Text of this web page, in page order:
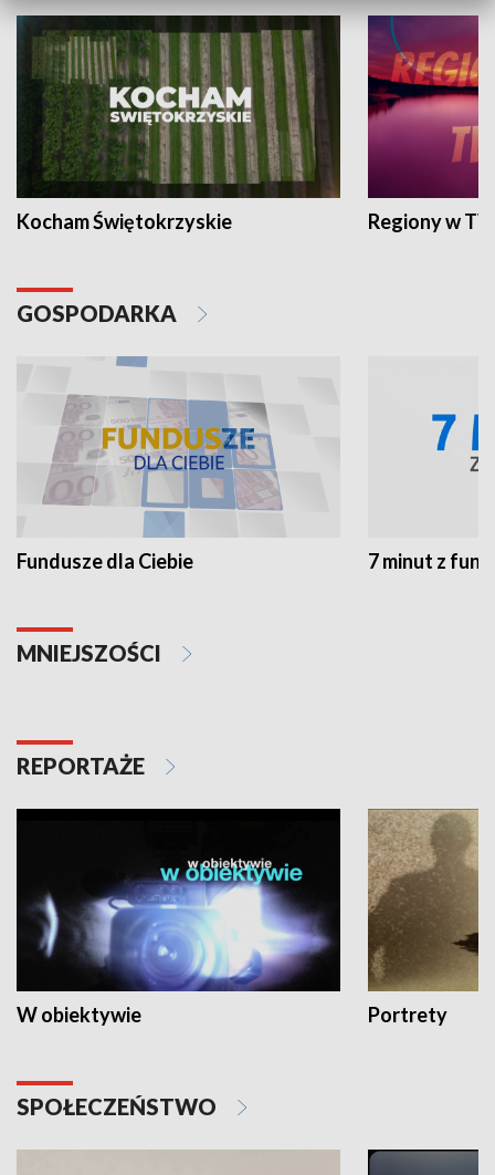
Kocham Świętokrzyskie Regiony w
GOSPODARKA
Fundusze dla Ciebie 7 minut z
MNIEJSZOŚCI
REPORTAŻE
W obiektywie Portrety
SPOŁECZEŃSTWO